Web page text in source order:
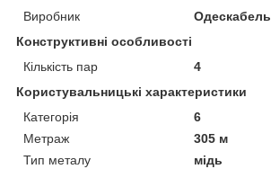
Виробник
Одескабель
Конструктивні особливості
Кількість пар
4
Користувальницькі характеристики
Категорія
6
Метраж
305 м
Тип металу
мідь